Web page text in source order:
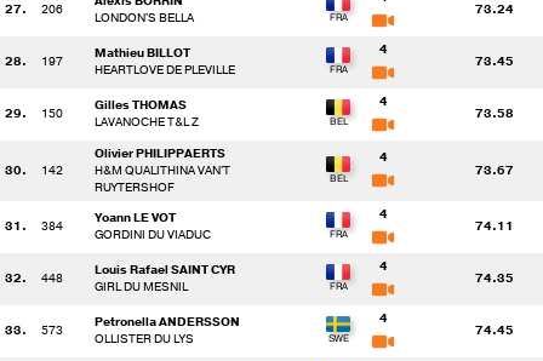
27. 206
LONDON'S BELLA
73.24
28. 197
Mathieu BILLOT
HEARTLOVE DE PLEVILLE
4
73.45
29. 150
Gilles THOMAS
LAVANOCHE T&L Z
4
73.58
30. 142
Olivier PHILIPPAERTS
H&M QUALITHINA VAN'T
RUYTERSHOF
4
73.67
31. 384
Yoann LE VOT
GORDINI DU VIADUC
4
74.11
32. 448
Louis Rafael SAINT CYR
GIRL DU MESNIL
4
74.35
33. 573
Petronella ANDERSSON
OLLISTER DU LYS
4
74.45